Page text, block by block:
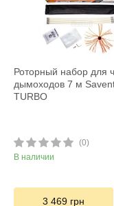
Роторный набор для
дымоходов 7 м
TURBO
(0)
В наличии
3 469 грн